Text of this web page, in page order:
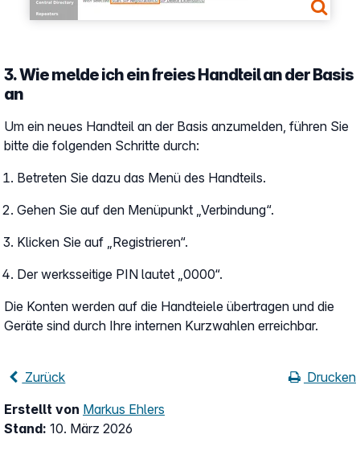
3. Wie melde ich ein freies Handteil an der Basis
an
Um ein neues Handteil an der Basis anzumelden, führen Sie
bitte die folgenden Schritte durch:
Betreten Sie dazu das Menü des Handteils.
Gehen Sie auf den Menüpunkt „Verbindung“.
Klicken Sie auf „Registrieren“.
Der werksseitige PIN lautet „0000“.
Die Konten werden auf die Handteiele übertragen und die
Geräte sind durch Ihre internen Kurzwahlen erreichbar.
Zurück
Drucken
Erstellt von Markus Ehlers
Stand: 10. März 2026